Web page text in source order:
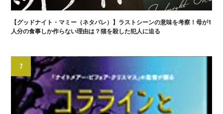
【グッドナイト・マミー（ネタバレ）】ラストシーンの意味を考察！母が1
人分の食事しか作らない理由は？猫を殺した犯人に迫る
7